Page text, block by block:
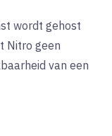
wordt gehost
Nitro geen
van een